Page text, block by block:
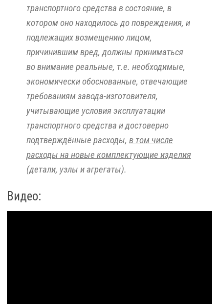
транспортного средства в состояние, в
котором оно находилось до повреждения, и
подлежащих возмещению лицом,
причинившим вред, должны приниматься
во внимание реальные, т.е. необходимые,
экономически обоснованные, отвечающие
требованиям завода-изготовителя,
учитывающие условия эксплуатации
транспортного средства и достоверно
подтверждённые расходы, в том числе
расходы на новые комплектующие изделия
(детали, узлы и агрегаты).
Видео: